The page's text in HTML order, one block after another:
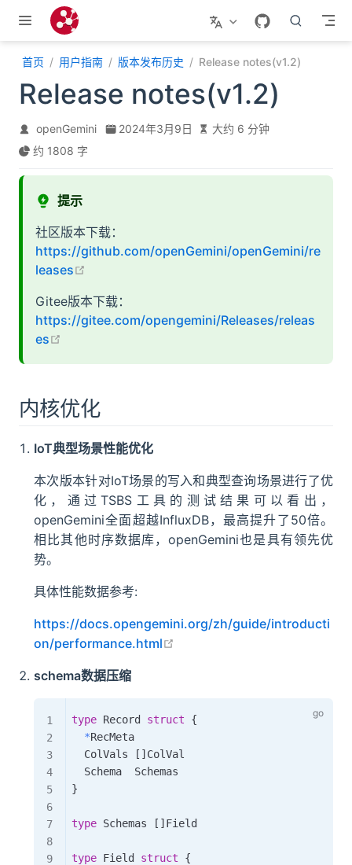
跳至主要內容
首页 用户指南 版本发布历史 Release notes(v1.2)
Release notes(v1.2)
openGemini 2024年3月9日
大约 6 分钟
约 1808 字
提示
社区版本下载：
https://github.com/openGemini/openGemini/re
leases
Gitee版本下载：
https://gitee.com/opengemini/Releases/releas
es
内核优化
IoT典型场景性能优化
本次版本针对IoT场景的写入和典型查询场景进行了优
化，通过TSBS工具的测试结果可以看出，
openGemini全面超越InfluxDB，最高提升了50倍。
相比其他时序数据库，openGemini也是具有领先优
势。
具体性能数据参考:
https://docs.opengemini.org/zh/guide/introducti
on/performance.html
schema数据压缩
type Record struct
{
*RecMeta
	ColVals
[ ] ColVal
}
type Schemas [ ] Field
type Field struct
{